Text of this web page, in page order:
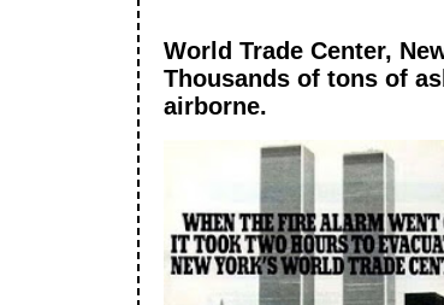
World Trade Center,
Thousands of tons of
airborne.